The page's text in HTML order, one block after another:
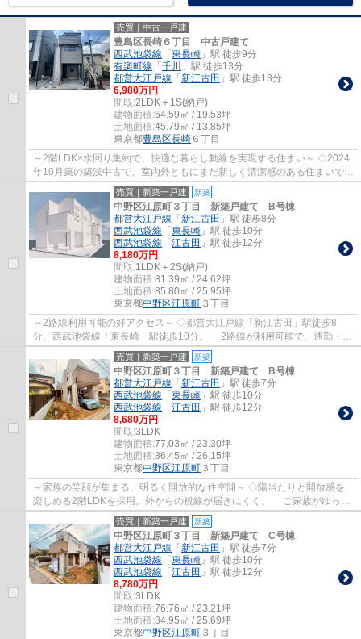
売買｜中古一戸建
豊島区長崎６丁目 中古戸建て
西武池袋線 「東長崎 」駅 徒歩9分
有楽町線 「千川
」駅 徒歩13分
都営大江戸線 「新江古田 」駅 徒歩13分
6,980万円
間取:2LDK＋1S(納戸)
建物面積:64.59㎡ / 19.53坪
土地面積:45.79㎡ / 13.85坪
東京都豊島区長崎 ６丁目
～2階LDK×水回り集約で、快適な暮らし動線を実現する住まい～ ◇2024
年10月築の築浅中古で、室内外ともにまだ新しく清潔感のある住まいで
す。 設備も充実しており、そのまま快適にご...
売買｜新築一戸建 新築
中野区江原町３丁目 新築戸建て B号棟
都営大江戸線 「新江古田 」駅 徒歩8分
西武池袋線 「東長崎 」駅 徒歩10分
西武池袋線 「江古田 」駅 徒歩12分
8,180万円
間取:1LDK＋2S(納戸)
建物面積:81.39㎡ / 24.62坪
土地面積:85.80㎡ / 25.95坪
東京都中野区江原町 ３丁目
～2路線利用可能の好アクセス～ ◇都営大江戸線「新江古田」駅徒歩8
分、西武池袋線「東長崎」駅徒歩10分。 2路線が利用可能で、通勤・通
学はもちろん、 お出かけにも便利なアクセ...
売買｜新築一戸建 新築
中野区江原町３丁目 新築戸建て B号棟
都営大江戸線 「新江古田 」駅 徒歩7分
西武池袋線 「東長崎 」駅 徒歩10分
西武池袋線 「江古田 」駅 徒歩12分
8,680万円
間取:3LDK
建物面積:77.03㎡ / 23.30坪
土地面積:86.45㎡ / 26.15坪
東京都中野区江原町 ３丁目
～家族の笑顔が集まる、明るく開放的な住空間～ ◇陽当たりと開放感を
楽しめる2階LDKを採用。外からの視線が届きにくく、 ご家族がゆった
りとくつろげる心地よい空間です。 毎日の...
売買｜新築一戸建 新築
中野区江原町３丁目 新築戸建て C号棟
都営大江戸線 「新江古田 」駅 徒歩7分
西武池袋線 「東長崎 」駅 徒歩10分
西武池袋線 「江古田 」駅 徒歩12分
8,780万円
間取:3LDK
建物面積:76.76㎡ / 23.21坪
土地面積:84.95㎡ / 25.69坪
東京都中野区江原町 ３丁目